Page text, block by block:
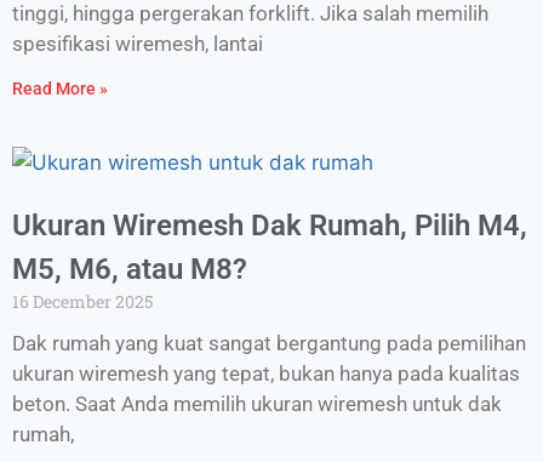
tinggi, hingga pergerakan forklift. Jika salah memilih
spesifikasi wiremesh, lantai
Read More »
Ukuran Wiremesh Dak Rumah, Pilih M4,
M5, M6, atau M8?
16 December 2025
Dak rumah yang kuat sangat bergantung pada pemilihan
ukuran wiremesh yang tepat, bukan hanya pada kualitas
beton. Saat Anda memilih ukuran wiremesh untuk dak
rumah,